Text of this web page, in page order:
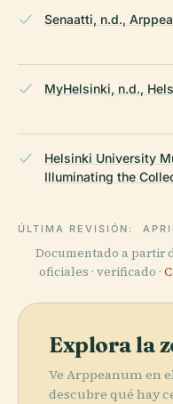
Senaatti, n.d.,
MyHelsinki, n.d.,
Helsinki University
Illuminating the
ÚLTIMA REVISIÓN:
Documentado a partir
oficiales · verificado ·
Explora la
Ve Arppeanum en
descubre qué hay